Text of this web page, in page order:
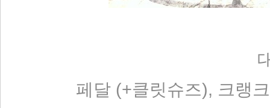
페달 (+클릿슈즈), 크랭